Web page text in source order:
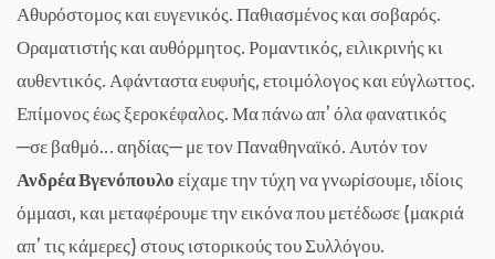
Αθυρόστομος και ευγενικός. Παθιασμένος και σοβαρός.
Οραματιστής και αυθόρμητος. Ρομαντικός, ειλικρινής κι
αυθεντικός. Αφάνταστα ευφυής, ετοιμόλογος και εύγλωττος.
Επίμονος έως ξεροκέφαλος. Μα πάνω απ’ όλα φανατικός
─σε βαθμό… αηδίας─ με τον Παναθηναϊκό. Αυτόν τον
Ανδρέα Βγενόπουλοείχαμε την τύχη να γνωρίσουμε, ιδίοις
όμμασι, και μεταφέρουμε την εικόνα που μετέδωσε (μακριά
απ’ τις κάμερες) στους ιστορικούς του Συλλόγου.